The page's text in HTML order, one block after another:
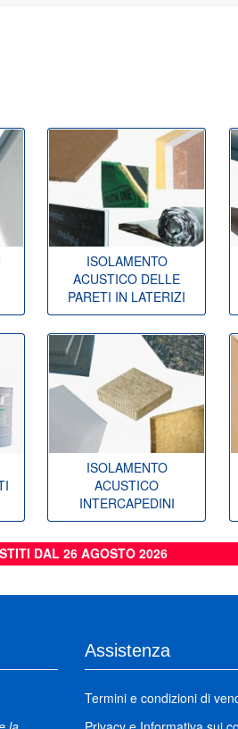
ISOLAMENTO
ACUSTICO DELLE
PARETI IN LATERIZI
ISOLAMENTO
ACUSTICO
INTERCAPEDINI
DAL 26 AGOSTO 2026
Assistenza
Termini e condizioni di